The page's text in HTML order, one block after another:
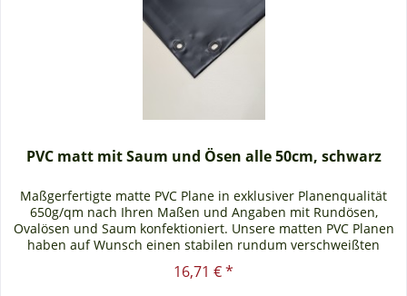
PVC matt mit Saum und Ösen alle 50cm, schwarz
Maßgerfertigte matte PVC Plane in exklusiver Planenqualität
650g/qm nach Ihren Maßen und Angaben mit Rundösen,
Ovalösen und Saum konfektioniert. Unsere matten PVC Planen
haben auf Wunsch einen stabilen rundum verschweißten
Saum in der...
16,71 € *